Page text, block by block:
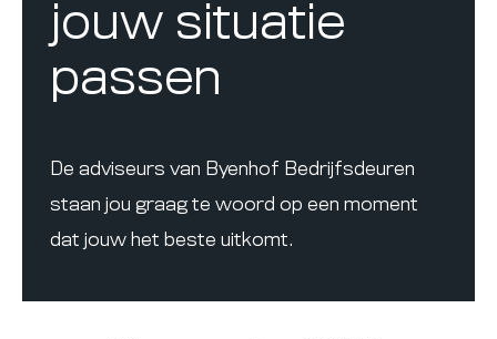
jouw situatie
passen
De adviseurs van Byenhof Bedrijfsdeuren
staan jou graag te woord op een moment
dat jouw het beste uitkomt.